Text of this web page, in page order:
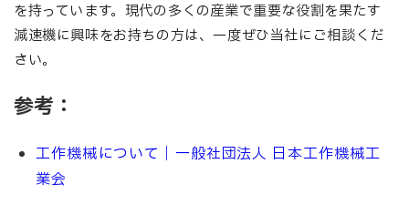
を持っています。現代の多くの産業で重要な役割を果たす
減速機に興味をお持ちの方は、一度ぜひ当社にご相談くだ
さい。
参考：
工作機械について｜一般社団法人 日本工作機械工
業会